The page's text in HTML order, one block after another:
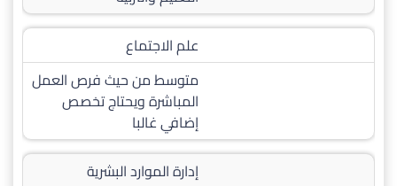
علم الاجتماع
متوسط من حيث فرص العمل
المباشرة ويحتاج تخصص
إضافي غالبا
إدارة الموارد البشرية